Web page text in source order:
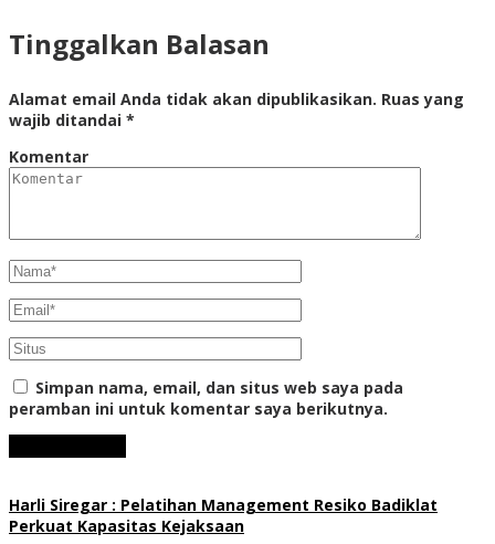
Tinggalkan Balasan
Alamat email Anda tidak akan dipublikasikan. Ruas yang
wajib ditandai *
Komentar
Simpan nama, email, dan situs web saya pada
peramban ini untuk komentar saya berikutnya.
Harli Siregar : Pelatihan Management Resiko Badiklat
Perkuat Kapasitas Kejaksaan